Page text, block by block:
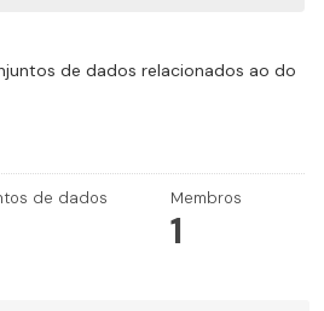
de dados relacionados ao do
de dados Membros
1